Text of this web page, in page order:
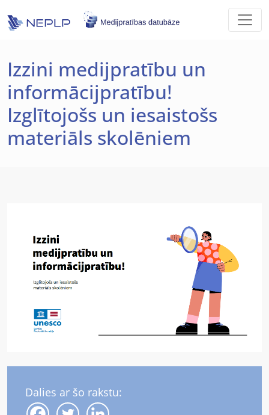
Izzini medijpratību un
informācijpratību!
Izglītojošs un iesaistošs
materiāls skolēniem
Dalies ar šo rakstu: